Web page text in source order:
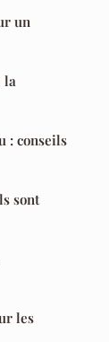
un
la
: conseils
sont
les